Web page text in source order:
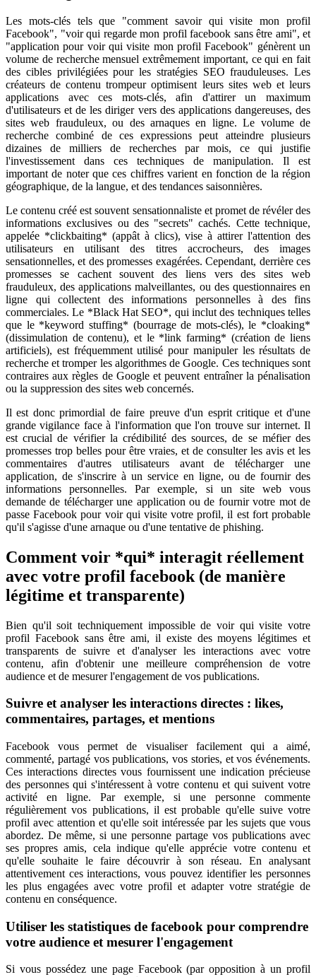
Les mots-clés tels que "comment savoir qui visite mon profil
Facebook", "voir qui regarde mon profil facebook sans être ami", et
"application pour voir qui visite mon profil Facebook" génèrent un
volume de recherche mensuel extrêmement important, ce qui en fait
des cibles privilégiées pour les stratégies SEO frauduleuses. Les
créateurs de contenu trompeur optimisent leurs sites web et leurs
applications avec ces mots-clés, afin d'attirer un maximum
d'utilisateurs et de les diriger vers des applications dangereuses, des
sites web frauduleux, ou des arnaques en ligne. Le volume de
recherche combiné de ces expressions peut atteindre plusieurs
dizaines de milliers de recherches par mois, ce qui justifie
l'investissement dans ces techniques de manipulation. Il est
important de noter que ces chiffres varient en fonction de la région
géographique, de la langue, et des tendances saisonnières.
Le contenu créé est souvent sensationnaliste et promet de révéler des
informations exclusives ou des "secrets" cachés. Cette technique,
appelée *clickbaiting* (appât à clics), vise à attirer l'attention des
utilisateurs en utilisant des titres accrocheurs, des images
sensationnelles, et des promesses exagérées. Cependant, derrière ces
promesses se cachent souvent des liens vers des sites web
frauduleux, des applications malveillantes, ou des questionnaires en
ligne qui collectent des informations personnelles à des fins
commerciales. Le *Black Hat SEO*, qui inclut des techniques telles
que le *keyword stuffing* (bourrage de mots-clés), le *cloaking*
(dissimulation de contenu), et le *link farming* (création de liens
artificiels), est fréquemment utilisé pour manipuler les résultats de
recherche et tromper les algorithmes de Google. Ces techniques sont
contraires aux règles de Google et peuvent entraîner la pénalisation
ou la suppression des sites web concernés.
Il est donc primordial de faire preuve d'un esprit critique et d'une
grande vigilance face à l'information que l'on trouve sur internet. Il
est crucial de vérifier la crédibilité des sources, de se méfier des
promesses trop belles pour être vraies, et de consulter les avis et les
commentaires d'autres utilisateurs avant de télécharger une
application, de s'inscrire à un service en ligne, ou de fournir des
informations personnelles. Par exemple, si un site web vous
demande de télécharger une application ou de fournir votre mot de
passe Facebook pour voir qui visite votre profil, il est fort probable
qu'il s'agisse d'une arnaque ou d'une tentative de phishing.
Comment voir *qui* interagit réellement
avec votre profil facebook (de manière
légitime et transparente)
Bien qu'il soit techniquement impossible de voir qui visite votre
profil Facebook sans être ami, il existe des moyens légitimes et
transparents de suivre et d'analyser les interactions avec votre
contenu, afin d'obtenir une meilleure compréhension de votre
audience et de mesurer l'engagement de vos publications.
Suivre et analyser les interactions directes : likes,
commentaires, partages, et mentions
Facebook vous permet de visualiser facilement qui a aimé,
commenté, partagé vos publications, vos stories, et vos événements.
Ces interactions directes vous fournissent une indication précieuse
des personnes qui s'intéressent à votre contenu et qui suivent votre
activité en ligne. Par exemple, si une personne commente
régulièrement vos publications, il est probable qu'elle suive votre
profil avec attention et qu'elle soit intéressée par les sujets que vous
abordez. De même, si une personne partage vos publications avec
ses propres amis, cela indique qu'elle apprécie votre contenu et
qu'elle souhaite le faire découvrir à son réseau. En analysant
attentivement ces interactions, vous pouvez identifier les personnes
les plus engagées avec votre profil et adapter votre stratégie de
contenu en conséquence.
Utiliser les statistiques de facebook pour comprendre
votre audience et mesurer l'engagement
Si vous possédez une page Facebook (par opposition à un profil